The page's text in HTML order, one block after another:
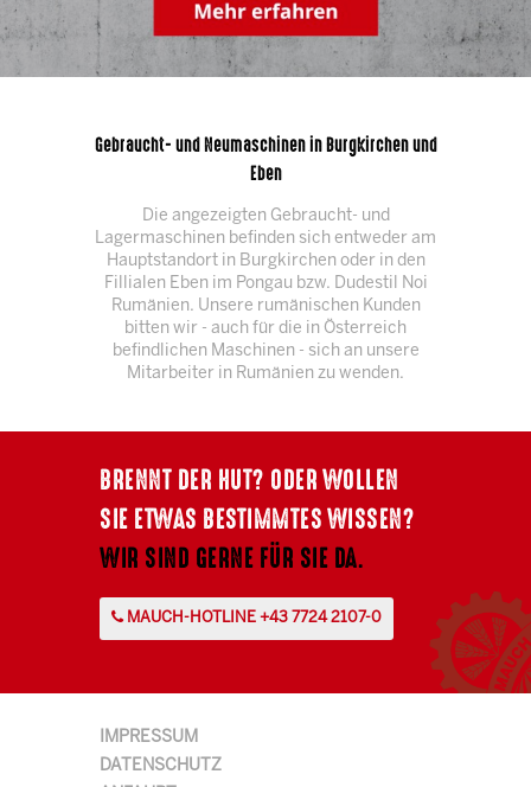
Gebraucht- und Neumaschinen in Burgkirchen und
Eben
Die angezeigten Gebraucht- und
Lagermaschinen befinden sich entweder am
Hauptstandort in Burgkirchen oder in den
Fillialen Eben im Pongau bzw. Dudestil Noi
Rumänien. Unsere rumänischen Kunden
bitten wir - auch für die in Österreich
befindlichen Maschinen - sich an unsere
Mitarbeiter in Rumänien zu wenden.
BRENNT DER HUT? ODER WOLLEN
SIE ETWAS BESTIMMTES WISSEN?
WIR SIND GERNE FÜR SIE DA.
MAUCH-HOTLINE +43 7724 2107-0
IMPRESSUM
DATENSCHUTZ